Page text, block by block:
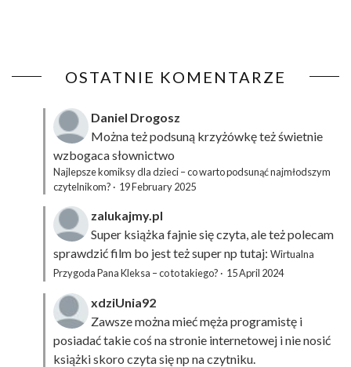
OSTATNIE KOMENTARZE
Daniel Drogosz
Można też podsuną krzyżówkęteż świetnie
wzbogaca słownictwo
Najlepsze komiksy dla dzieci – co warto podsunąć najmłodszym
czytelnikom? · 19 February 2025
zalukajmy.pl
Super książka fajnie się czyta, ale też polecam
sprawdzić film bo jest też super np tutaj: Wirtualna
Przygoda Pana Kleksa – co to takiego? · 15 April 2024
xdziUnia92
Zawsze można mieć męża programistę i
posiadać takie coś na stronie internetowej i nie nosić
książki skoro czyta się np na czytniku.